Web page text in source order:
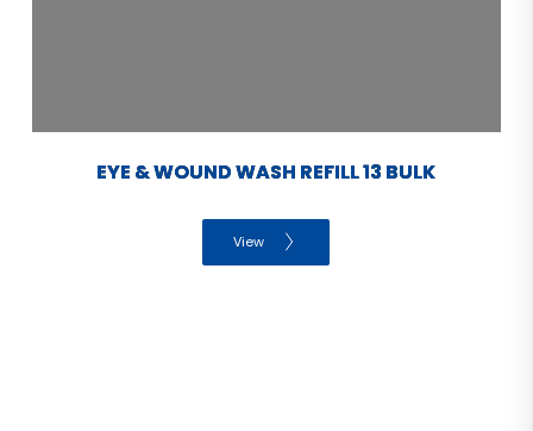
EYE & WOUND WASH REFILL 13 BULK
View